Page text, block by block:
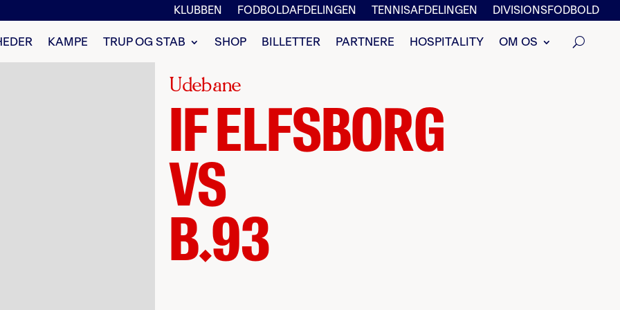
KLUBBEN FODBOLDAFDELINGEN TENNISAFDELINGEN DIVISIONSFODBOLD
KAMPE TRUP OG STAB SHOP BILLETTER PARTNERE HOSPITALITY OM OS
Udebane
IF ELFSBORG
VS
B.93